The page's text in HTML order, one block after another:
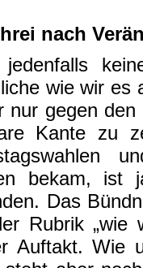
nach
wie wir es
nur gegen
Kante zu
bekam, ist
Das
Rubrik „wie
Auftakt. Wie